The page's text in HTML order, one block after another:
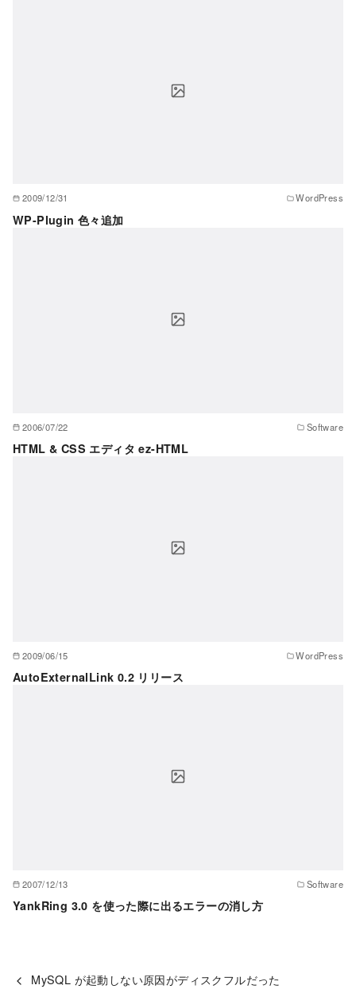
2009/12/31 WordPress
WP-Plugin 色々追加
2006/07/22 Software
HTML & CSS エディタ ez-HTML
2009/06/15 WordPress
AutoExternalLink 0.2 リリース
2007/12/13 Software
YankRing 3.0 を使った際に出るエラーの消し方
MySQL が起動しない原因がディスクフルだった